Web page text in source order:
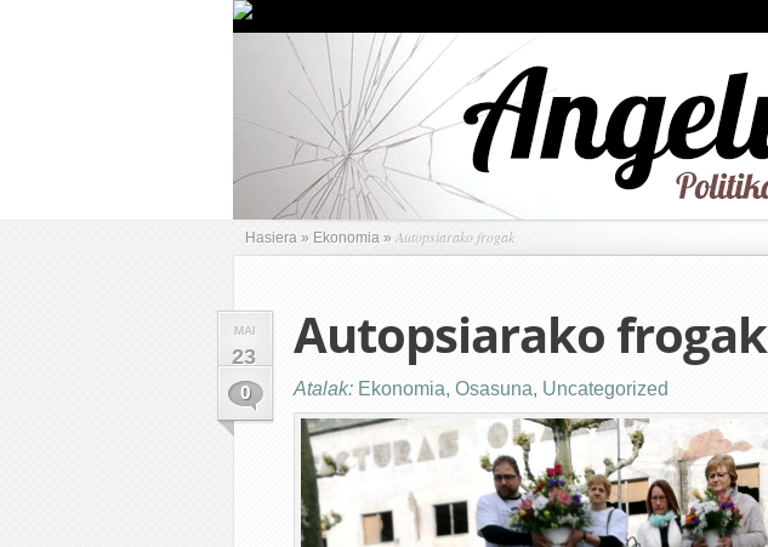
Hasiera » Ekonomia » Autopsiarako frogak
MAI
23
0
Autopsiarako frogak
Atalak: Ekonomia, Osasuna, Uncategorized